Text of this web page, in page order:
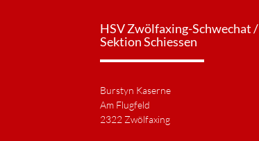
HSV Zwölfaxing-Schwechat /
Sektion Schiessen
Burstyn Kaserne
Am Flugfeld
2322 Zwölfaxing